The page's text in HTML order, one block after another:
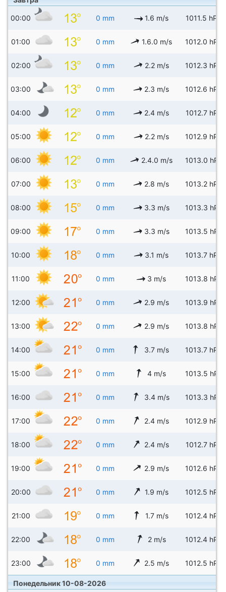
00:00 0 mm 1.6 m/s 1011.5 hPa
01:00 0 mm 1.6.0 m/s 1012.0 hPa
02:00 0 mm 2.2 m/s 1012.3 hPa
03:00 0 mm 2.3 m/s 1012.6 hPa
04:00 0 mm 2.4 m/s 1012.7 hPa
05:00 0 mm 2.2 m/s 1012.9 hPa
06:00 0 mm 2.4.0 m/s 1013.0 hPa
07:00 0 mm 2.8 m/s 1013.2 hPa
08:00 0 mm 3.3 m/s 1013.3 hPa
09:00 0 mm 3.3 m/s 1013.5 hPa
10:00 0 mm 3.1 m/s 1013.7 hPa
11:00 0 mm 3 m/s 1013.8 hPa
12:00 0 mm 2.9 m/s 1013.9 hPa
13:00 0 mm 2.9 m/s 1013.8 hPa
14:00 0 mm 3.7 m/s 1013.7 hPa
15:00 0 mm 4 m/s 1013.5 hPa
16:00 0 mm 3.4 m/s 1013.3 hPa
17:00 0 mm 2.4 m/s 1012.9 hPa
18:00 0 mm 2.4 m/s 1012.7 hPa
19:00 0 mm 2.9 m/s 1012.6 hPa
20:00 0 mm 1.9 m/s 1012.5 hPa
21:00 0 mm 1.7 m/s 1012.4 hPa
22:00 0 mm 2 m/s 1012.4 hPa
23:00 0 mm 2.5 m/s 1012.5 hPa
Понедельник 10-08-2026